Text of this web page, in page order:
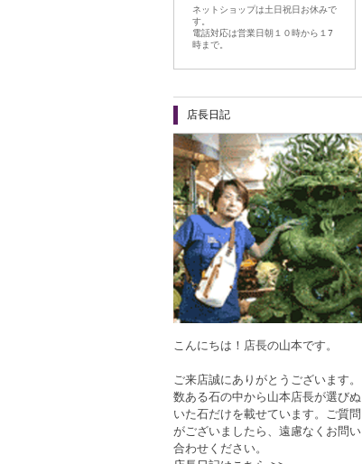
ネットショップは土日祝日お休みで
す。
電話対応は営業日朝１０時から１7
時まで。
店長日記
こんにちは！店長の山本です。
ご来店誠にありがとうございます。
数ある石の中から山本店長が選びぬ
いた石だけを載せています。ご質問
がございましたら、遠慮なくお問い
合わせください。